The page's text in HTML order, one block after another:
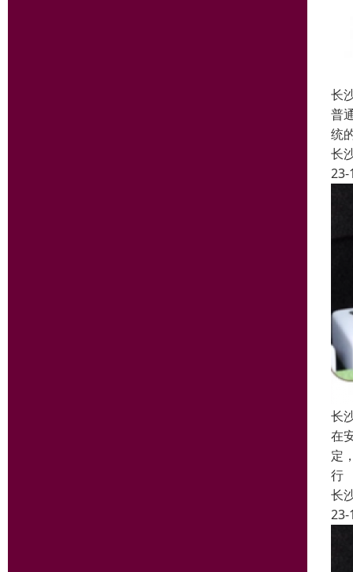
长
普
统
长
23-
长
在
定
行
长
23-